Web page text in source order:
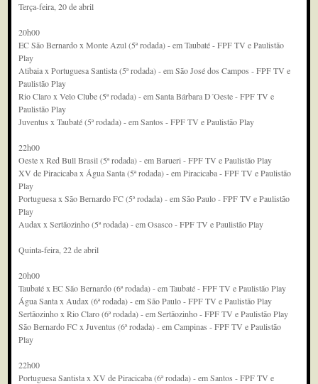
Terça-feira, 20 de abril
20h00
EC São Bernardo x Monte Azul (5ª rodada) - em Taubaté - FPF TV e Paulistão
Play
Atibaia x Portuguesa Santista (5ª rodada) - em São José dos Campos - FPF TV e
Paulistão Play
Rio Claro x Velo Clube (5ª rodada) - em Santa Bárbara D´Oeste - FPF TV e
Paulistão Play
Juventus x Taubaté (5ª rodada) - em Santos - FPF TV e Paulistão Play
22h00
Oeste x Red Bull Brasil (5ª rodada) - em Barueri - FPF TV e Paulistão Play
XV de Piracicaba x Água Santa (5ª rodada) - em Piracicaba - FPF TV e Paulistão
Play
Portuguesa x São Bernardo FC (5ª rodada) - em São Paulo - FPF TV e Paulistão
Play
Audax x Sertãozinho (5ª rodada) - em Osasco - FPF TV e Paulistão Play
Quinta-feira, 22 de abril
20h00
Taubaté x EC São Bernardo (6ª rodada) - em Taubaté - FPF TV e Paulistão Play
Água Santa x Audax (6ª rodada) - em São Paulo - FPF TV e Paulistão Play
Sertãozinho x Rio Claro (6ª rodada) - em Sertãozinho - FPF TV e Paulistão Play
São Bernardo FC x Juventus (6ª rodada) - em Campinas - FPF TV e Paulistão
Play
22h00
Portuguesa Santista x XV de Piracicaba (6ª rodada) - em Santos - FPF TV e